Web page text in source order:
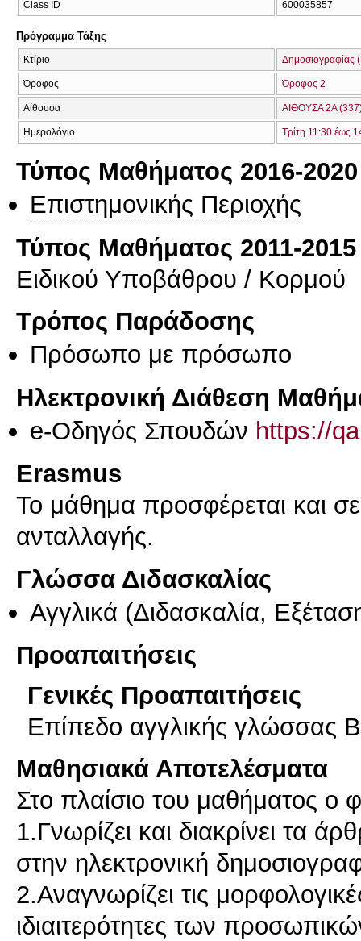
Class ID 600035857
Πρόγραμμα Τάξης
Κτίριο Δημοσιογραφίας
Όροφος Όροφος 2
Αίθουσα ΑΙΘΟΥΣΑ 2Α
Ημερολόγιο Τρίτη 11:30 έως
Τύπος Μαθήματος 2016-2020
Επιστημονικής Περιοχής
Τύπος Μαθήματος 2011-2015
Ειδικού Υποβάθρου / Κορμού
Τρόπος Παράδοσης
Πρόσωπο με πρόσωπο
Ηλεκτρονική Διάθεση
e-Οδηγός Σπουδών https://
Erasmus
Το μάθημα προσφέρεται και
ανταλλαγής.
Γλώσσα Διδασκαλίας
Αγγλικά (Διδασκαλία,
Προαπαιτήσεις
Γενικές Προαπαιτήσεις
Επίπεδο αγγλικής γλώσσας
Μαθησιακά Αποτελέσματα
Στο πλαίσιο του μαθήματος ο
1.Γνωρίζει και διακρίνει τα
στην ηλεκτρονική
2.Αναγνωρίζει τις
ιδιαιτερότητες των